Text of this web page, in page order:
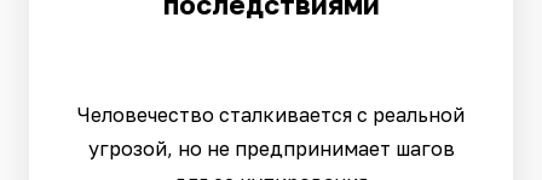
Человечество сталкивается с реальной
угрозой, но не предпринимает шагов